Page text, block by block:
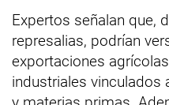
Expertos señalan que,
represalias, podrían
exportaciones
industriales